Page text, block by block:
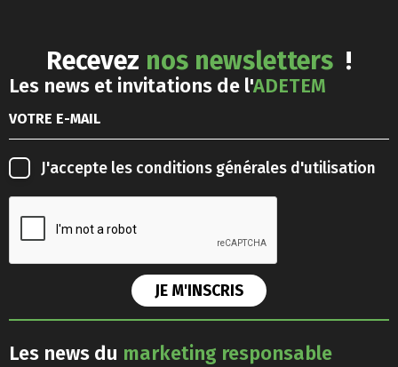
Recevez nos newsletters !
Les news et invitations de l'ADETEM
J'accepte les conditions générales d'utilisation
Les news du marketing responsable